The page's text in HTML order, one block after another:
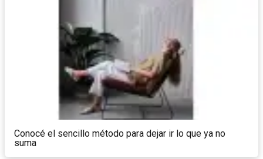
Conocé el sencillo método para dejar ir lo que ya no
suma